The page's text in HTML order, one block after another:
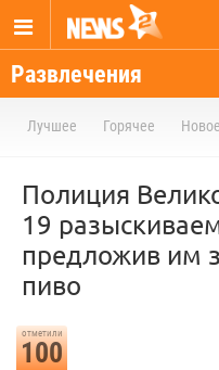
Развлечения
Лучшее Горячее Новое
Полиция
19
предложив им
пиво
отметили
100